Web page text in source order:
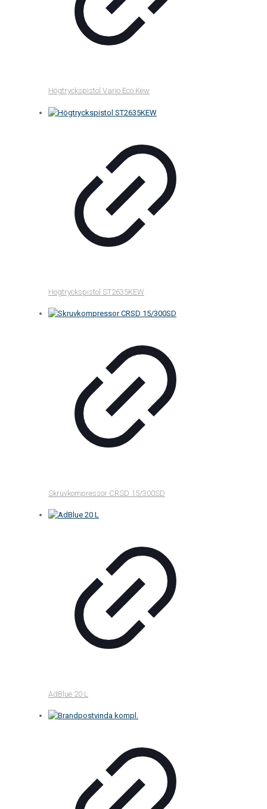
Högtryckspistol Vario Eco Kew
Högtryckspistol ST2635KEW
Skruvkompressor CRSD 15/300SD
AdBlue 20 L